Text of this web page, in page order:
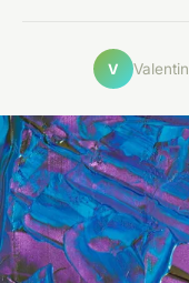
V Valentin